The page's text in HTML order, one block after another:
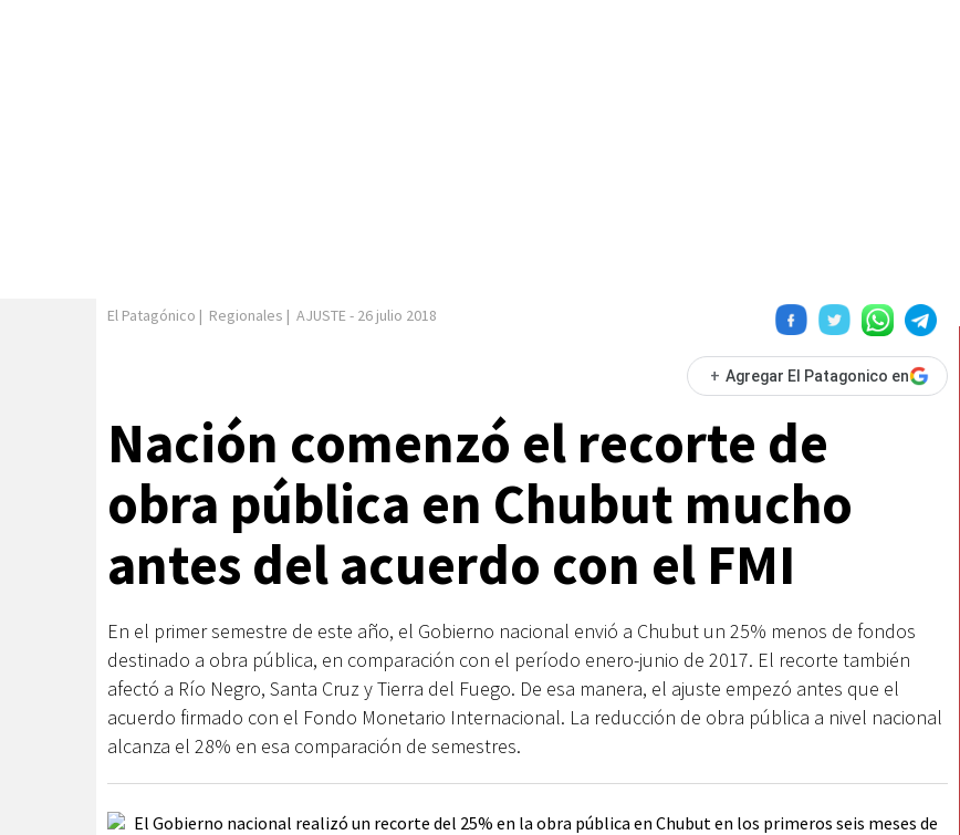
El Patagónico | Regionales | AJUSTE- 26 julio 2018
+ Agregar El Patagonico en
Nación comenzó el recorte de
obra pública en Chubut mucho
antes del acuerdo con el FMI
En el primer semestre de este año, el Gobierno nacional envió a Chubut un 25% menos de fondos
destinado a obra pública, en comparación con el período enero-junio de 2017. El recorte también
afectó a Río Negro, Santa Cruz y Tierra del Fuego. De esa manera, el ajuste empezó antes que el
acuerdo firmado con el Fondo Monetario Internacional. La reducción de obra pública a nivel nacional
alcanza el 28% en esa comparación de semestres.